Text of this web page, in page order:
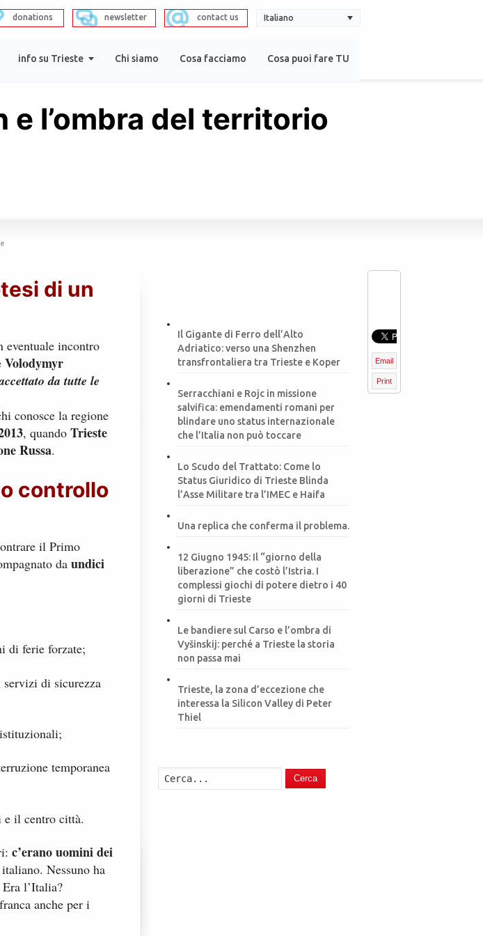
newsletter contact us
donations Italiano
info su Trieste Chi siamo Cosa facciamo Cosa puoi fare TU
e l’ombra del territorio
Email
Print
di un
eventuale incontro
Volodymyr
da tutte le
conosce la regione
, quando Trieste
Russa.
controllo
il Primo
da undici
di ferie forzate;
di sicurezza
temporanea
e il centro città.
c’erano uomini dei
Nessuno ha
l’Italia?
anche per i
Il Gigante di Ferro dell’Alto
Adriatico: verso una Shenzhen
transfrontaliera tra Trieste e Koper
Serracchiani e Rojc in missione
salvifica: emendamenti romani per
blindare uno status internazionale
che l’Italia non può toccare
Lo Scudo del Trattato: Come lo
Status Giuridico di Trieste Blinda
l’Asse Militare tra l’IMEC e Haifa
Una replica che conferma il problema.
12 Giugno 1945: Il “giorno della
liberazione” che costò l’Istria. I
complessi giochi di potere dietro i 40
giorni di Trieste
Le bandiere sul Carso e l’ombra di
Vyšinskij: perché a Trieste la storia
non passa mai
Trieste, la zona d’eccezione che
interessa la Silicon Valley di Peter
Thiel
Cerca